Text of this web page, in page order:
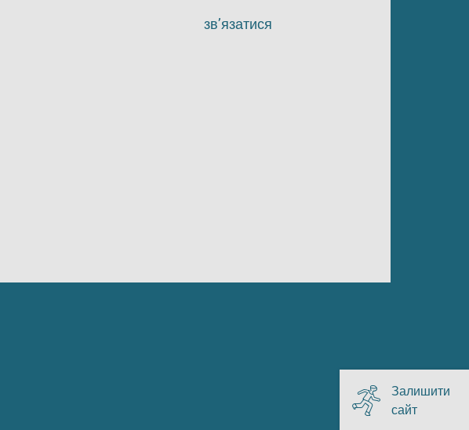
Залишити
сайт
зв’язатися